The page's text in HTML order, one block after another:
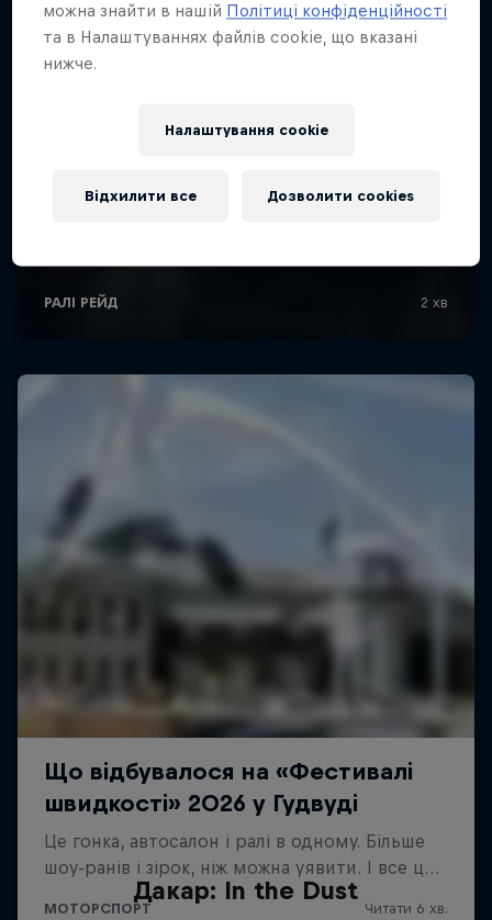
Дакар: In the Dust
можна знайти в нашій Політиці конфіденційності
та в Налаштуваннях файлів cookie, що вказані
нижче.
Налаштування cookie
Відхилити все Дозволити cookies